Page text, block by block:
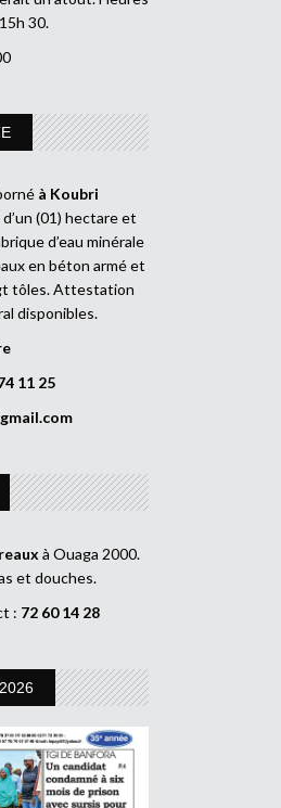
30.
à Koubri
(01) hectare et
d’eau minérale
en béton armé et
tôles. Attestation
disponibles.
11 25
à Ouaga 2000.
et douches.
: 72 60 14 28